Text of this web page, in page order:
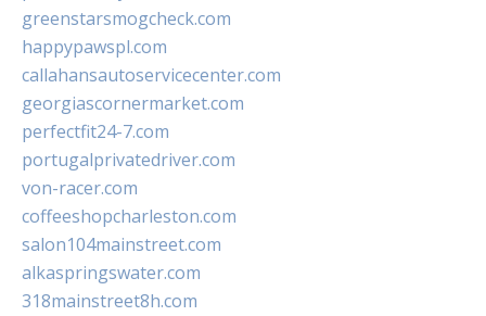
greenstarsmogcheck.com
happypawspl.com
callahansautoservicecenter.com
georgiascornermarket.com
perfectfit24-7.com
portugalprivatedriver.com
von-racer.com
coffeeshopcharleston.com
salon104mainstreet.com
alkaspringswater.com
318mainstreet8h.com